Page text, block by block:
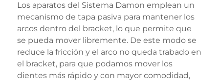
Los aparatos del Sistema Damon emplean un
mecanismo de tapa pasiva para mantener los
arcos dentro del bracket, lo que permite que
se pueda mover libremente. De este modo se
reduce la fricción y el arco no queda trabado en
el bracket, para que podamos mover los
dientes más rápido y con mayor comodidad,